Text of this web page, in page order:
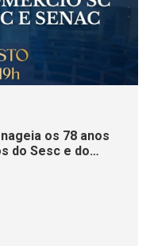
os 78 anos
do Sesc e do